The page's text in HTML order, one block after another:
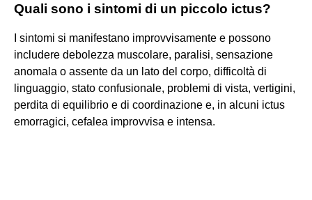
Quali sono i sintomi di un piccolo ictus?
I sintomi si manifestano improvvisamente e possono
includere debolezza muscolare, paralisi, sensazione
anomala o assente da un lato del corpo, difficoltà di
linguaggio, stato confusionale, problemi di vista, vertigini,
perdita di equilibrio e di coordinazione e, in alcuni ictus
emorragici, cefalea improvvisa e intensa.